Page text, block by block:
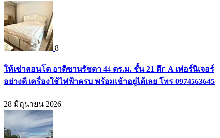
8
ให้เช่าคอนโด อาติซานรัชดา 44 ตร.ม. ชั้น 21 ตึก A เฟอร์นิเจอร์
อย่างดี เครื่องใช้ไฟฟ้าครบ พร้อมเข้าอยู่ได้เลย โทร 0974563645
28 มิถุนายน 2026